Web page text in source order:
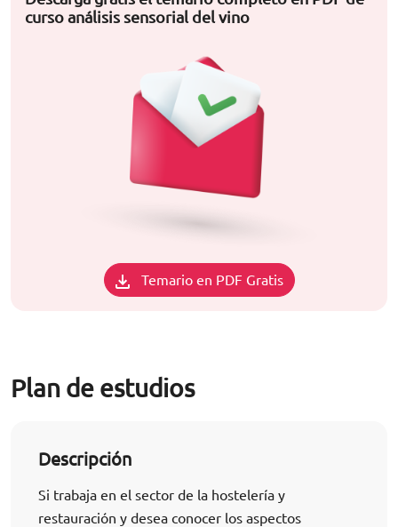
curso análisis sensorial del vino
Temario en PDF Gratis
Plan de estudios
Descripción
Si trabaja en el sector de la hostelería y
restauración y desea conocer los aspectos